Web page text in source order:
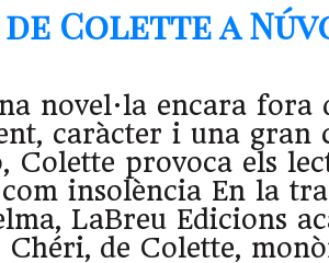
de Colette a
novel·la encara fora
caràcter i una gran
Colette provoca els
insolència En la
LaBreu Edicions
de Colette,